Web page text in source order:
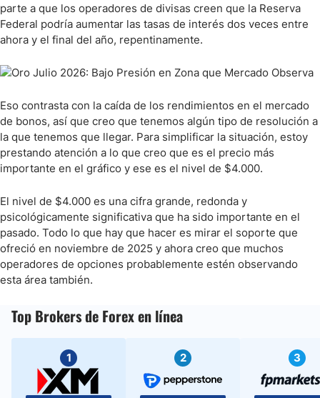
parte a que los operadores de divisas creen que la Reserva
Federal podría aumentar las tasas de interés dos veces entre
ahora y el final del año, repentinamente.
Eso contrasta con la caída de los rendimientos en el mercado
de bonos, así que creo que tenemos algún tipo de resolución a
la que tenemos que llegar. Para simplificar la situación, estoy
prestando atención a lo que creo que es el precio más
importante en el gráfico y ese es el nivel de $4.000.
El nivel de $4.000 es una cifra grande, redonda y
psicológicamente significativa que ha sido importante en el
pasado. Todo lo que hay que hacer es mirar el soporte que
ofreció en noviembre de 2025 y ahora creo que muchos
operadores de opciones probablemente estén observando
esta área también.
Top Brokers de Forex en línea
1 2 3